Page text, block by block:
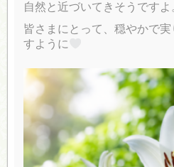
自然と近づいてきそうですよ
皆さまにとって、穏やかで
すように